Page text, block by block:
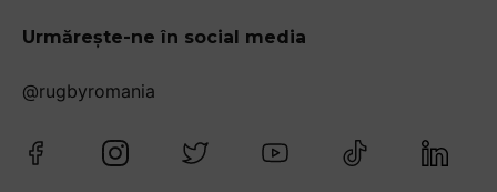
Urmărește-ne în social media
@rugbyromania